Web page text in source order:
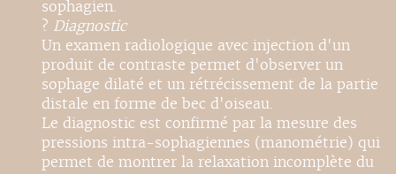
sophagien.
? Diagnostic
Un examen radiologique avec injection d'un
produit de contraste permet d'observer un
sophage dilaté et un rétrécissement de la partie
distale en forme de bec d'oiseau.
Le diagnostic est confirmé par la mesure des
pressions intra-sophagiennes (manométrie) qui
permet de montrer la relaxation incomplète du